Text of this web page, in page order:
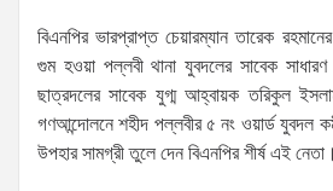
বিএনপির ভারপ্রাপ্ত চেয়ারম্যান তারেক
গুম হওয়া পল্লবী থানা যুবদলের সাবেক
ছাত্রদলের সাবেক যুগ্ম আহ্বায়ক তরিকুল
গণআন্দোলনে শহীদ পল্লবীর ৫ নং ওয়ার্ড যুবদল
উপহার সামগ্রী তুলে দেন বিএনপির শীর্ষ এই নেতা।